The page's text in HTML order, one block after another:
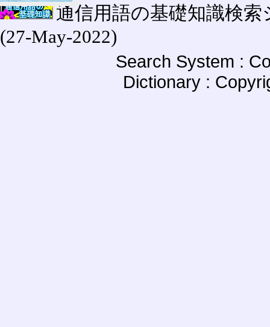
通信用語の基礎知識検索
(27-May-2022)
Search System :
Dictionary :